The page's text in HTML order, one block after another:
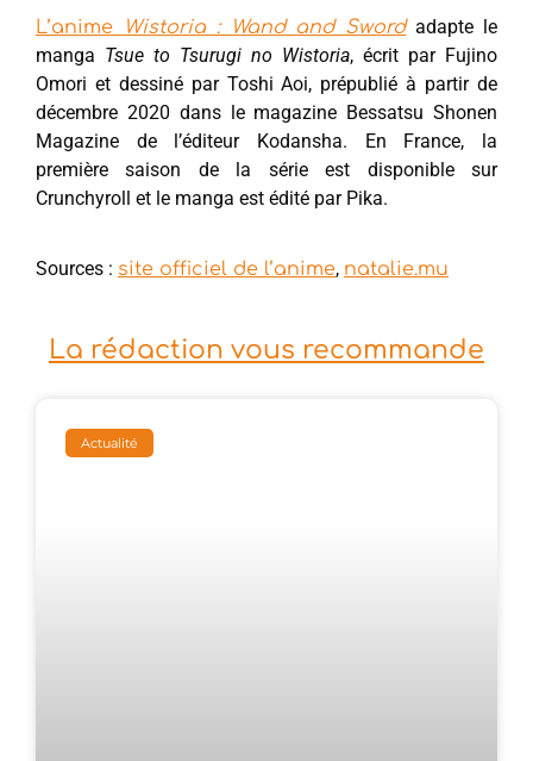
L’anime Wistoria : Wand and Swordadapte le
manga Tsue to Tsurugi no Wistoria, écrit par Fujino
Omori et dessiné par Toshi Aoi, prépublié à partir de
décembre 2020 dans le magazine Bessatsu Shonen
Magazine de l’éditeur Kodansha. En France, la
première saison de la série est disponible sur
Crunchyroll et le manga est édité par Pika.
Sources : site officiel de l’anime, natalie.mu
La rédaction vous recommande
Actualité